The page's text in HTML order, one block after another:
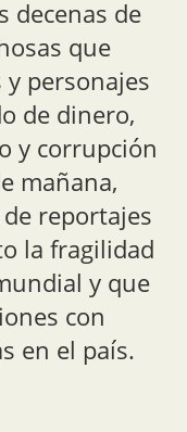
decenas de
que
personajes
de dinero,
y corrupción
mañana,
reportajes
la fragilidad
y que
con
en el país.